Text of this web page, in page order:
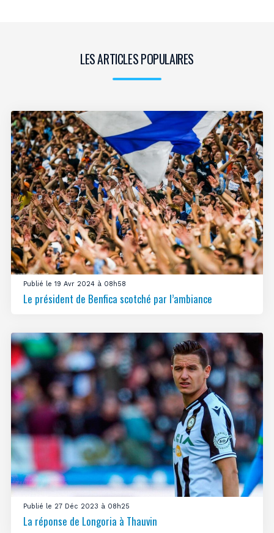
LES ARTICLES POPULAIRES
Publié le 19 Avr 2024 à 08h58
Le président de Benfica scotché par l’ambiance
Publié le 27 Déc 2023 à 08h25
La réponse de Longoria à Thauvin